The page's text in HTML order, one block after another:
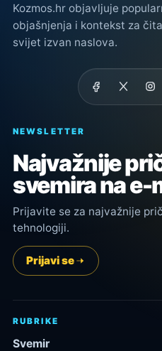
Kozmos.hr objavljuje
objašnjenja i kontekst za
svijet izvan naslova.
NEWSLETTER
Najvažnije
svemira na e-
Prijavite se za najvažnije
tehnologiji.
Prijavi se
RUBRIKE
Svemir